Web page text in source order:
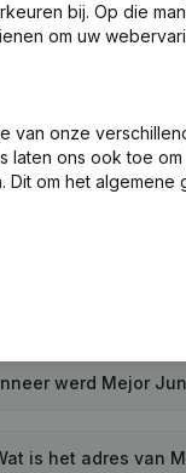
Opening
werd Mejor
is het adres van
bij. Op die
om uw
van onze
ons ook toe
om het algemene